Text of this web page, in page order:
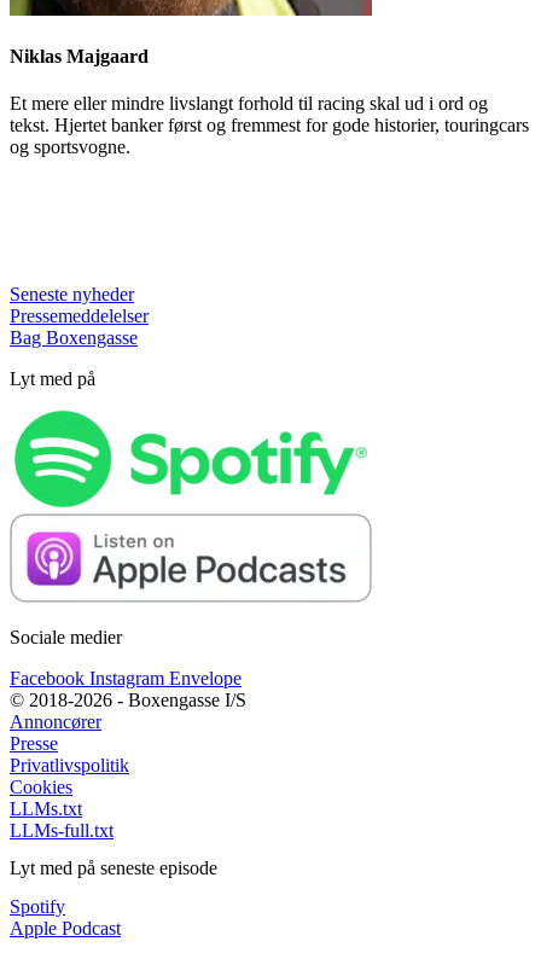
Niklas Majgaard
Et mere eller mindre livslangt forhold til racing skal ud i ord og
tekst. Hjertet banker først og fremmest for gode historier, touringcars
og sportsvogne.
Seneste nyheder
Pressemeddelelser
Bag Boxengasse
Lyt med på
Sociale medier
Facebook Instagram Envelope
© 2018-2026 - Boxengasse I/S
Annoncører
Presse
Privatlivspolitik
Cookies
LLMs.txt
LLMs-full.txt
Lyt med på seneste episode
Spotify
Apple Podcast